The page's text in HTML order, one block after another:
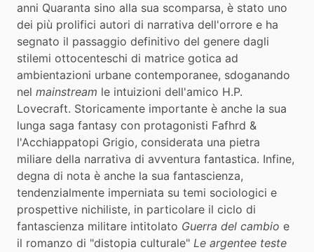
anni Quaranta sino alla sua scomparsa, è stato uno
dei più prolifici autori di narrativa dell'orrore e ha
segnato il passaggio definitivo del genere dagli
stilemi ottocenteschi di matrice gotica ad
ambientazioni urbane contemporanee, sdoganando
nel mainstream le intuizioni dell'amico H.P.
Lovecraft. Storicamente importante è anche la sua
lunga saga fantasy con protagonisti Fafhrd &
l'Acchiappatopi Grigio, considerata una pietra
miliare della narrativa di avventura fantastica. Infine,
degna di nota è anche la sua fantascienza,
tendenzialmente imperniata su temi sociologici e
prospettive nichiliste, in particolare il ciclo di
fantascienza militare intitolato Guerra del cambio e
il romanzo di "distopia culturale" Le argentee teste